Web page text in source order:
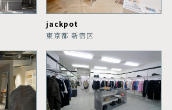
jackpot
東京都 新宿区